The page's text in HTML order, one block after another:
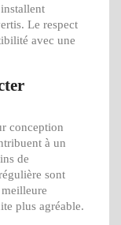
Le respect
avec une
conception
à un
de
sont
plus agréable.